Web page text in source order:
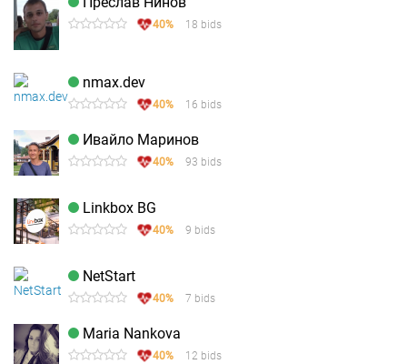
40% 18 bids
nmax.dev
40% 16 bids
Ивайло Маринов
40% 93 bids
Linkbox BG
40% 9 bids
NetStart
40% 7 bids
Maria Nankova
40% 12 bids